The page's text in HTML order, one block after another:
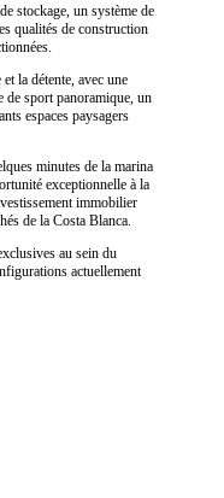
stockage, un système de
qualités de construction
la détente, avec une
de sport panoramique, un
espaces paysagers
minutes de la marina
exceptionnelle à la
immobilier
de la Costa Blanca.
au sein du
actuellement